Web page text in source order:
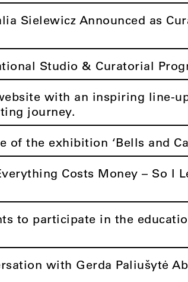
Sielewicz Announced as
Studio & Curatorial
with an inspiring line-
journey.
of the exhibition ‘Bells and
Costs Money – So I
to participate in the
with Gerda Paliušytė